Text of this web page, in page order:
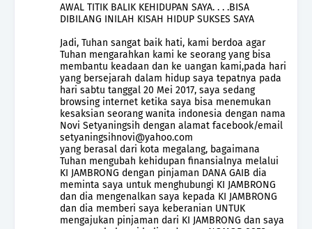
AWAL TITIK BALIK KEHIDUPAN SAYA. . . .BISA
DIBILANG INILAH KISAH HIDUP SUKSES SAYA
Jadi, Tuhan sangat baik hati, kami berdoa agar
Tuhan mengarahkan kami ke seorang yang bisa
membantu keadaan dan ke uangan kami,pada hari
yang bersejarah dalam hidup saya tepatnya pada
hari sabtu tanggal 20 Mei 2017, saya sedang
browsing internet ketika saya bisa menemukan
kesaksian seorang wanita indonesia dengan nama
Novi Setyaningsih dengan alamat facebook/email
setyaningsihnovi@yahoo.com
yang berasal dari kota megalang, bagaimana
Tuhan mengubah kehidupan finansialnya melalui
KI JAMBRONG dengan pinjaman DANA GAIB dia
meminta saya untuk menghubungi KI JAMBRONG
dan dia mengenalkan saya kepada KI JAMBRONG
dan dia memberi saya keberanian UNTUK
mengajukan pinjaman dari KI JAMBRONG dan saya